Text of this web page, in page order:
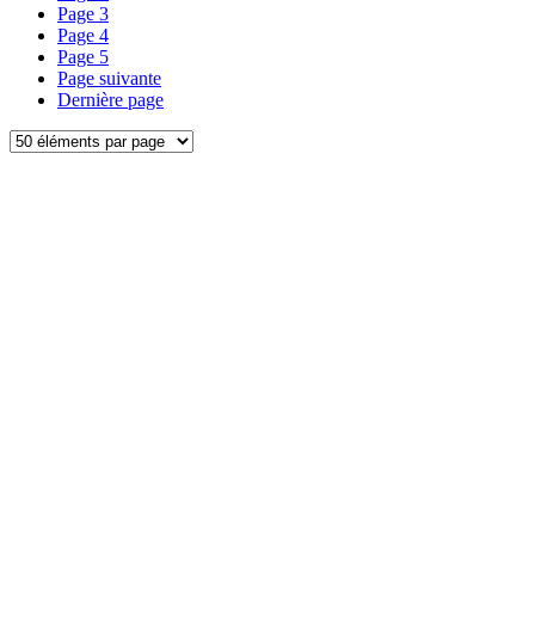
Page 3
Page 4
Page 5
Page suivante
Dernière page